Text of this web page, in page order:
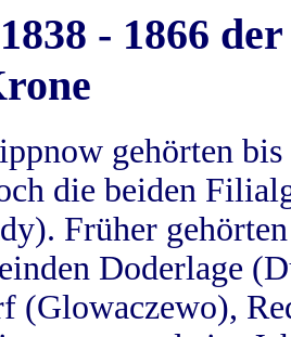
- 1866
gehörten
die beiden
Früher
Doderlage
(Glowaczewo),